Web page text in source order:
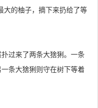
大的柚子，摘下来扔给了等
过来了两条大猞猁。一条
条大猞猁则守在树下等着